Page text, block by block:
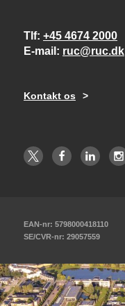
Tlf +45 4674 2000
E-mail
ruc@ruc.dk
Kontakt os
EAN-nr: 5798000418110
SE/CVR-nr: 29057559